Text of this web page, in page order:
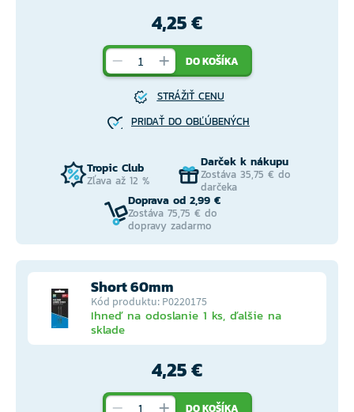
4,25 €
DO KOŠÍKA
STRÁŽIŤ CENU
PRIDAŤ DO OBĽÚBENÝCH
Tropic Club
Zľava až 12 %
Darček k nákupu
Zostáva 35,75 € do
darčeka
Doprava od 2,99 €
Zostáva 75,75 € do
dopravy zadarmo
Short 60mm
Kód produktu: P0220175
Ihneď na odoslanie 1 ks, ďalšie na
sklade
4,25 €
DO KOŠÍKA